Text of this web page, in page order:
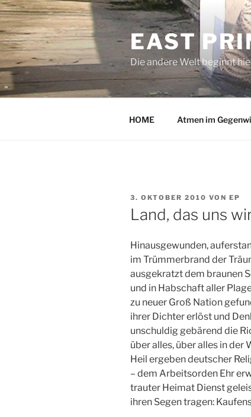
Zum
Inhalt
springen
EAST
Die andere Welt beginnt
HOME Atmen im
VERÖFFENTLICHT
AM
3. OKTOBER 2010 VON EP
Land, das uns
Hinausgewunden,
im Trümmerbrand der
ausgekratzt dem braunen
und in Habschaft aller
zu neuer Groß Nation
ihrer Dichter erlöst und
unschuldig gebärend die
über alles, über alles in der
Heil ergeben deutscher
– dem Arbeitsorden Ehr
trauter Heimat Dienst
ihren Segen tragen: